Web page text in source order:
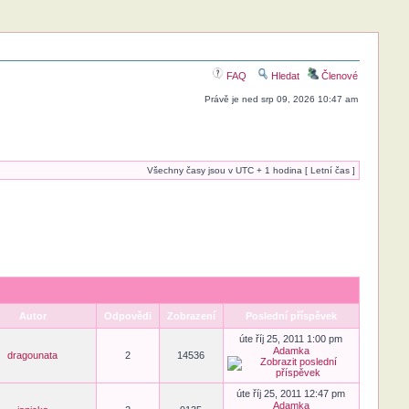
FAQ Hledat Členové
Právě je ned srp 09, 2026 10:47 am
Všechny časy jsou v UTC + 1 hodina [ Letní čas ]
Autor Odpovědi Zobrazení Poslední příspěvek
dragounata 2 14536
úte říj 25, 2011 1:00 pm
Adamka
úte říj 25, 2011 12:47 pm
Adamka